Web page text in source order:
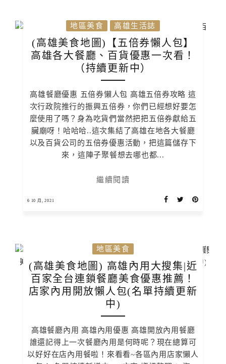
地區美食 高雄生活誌
(高雄美食地圖)【五倍券懶人包】
高雄各大餐廳、百貨優惠一次看！
（持續更新中）
高雄餐廳優惠 五倍券懶人包 高雄五倍券攻略 這
次行政院推行的振興五倍券，你們已經想好要怎
麼使用了嗎？身為吃貨們當然把把五倍券獻給五
臟廟呀！哈哈哈..這次集結了高雄在地各大餐廳
以及百貨公司的五倍券優惠活動，把這篇儲存下
來，這陣子聚餐想去哪也都...
繼續閱讀
6 10 月, 2021
地區美食
(高雄美食地圖) 高雄內用大搜集|近
百家全台連鎖餐廳美食優惠推薦！
店家內用開放懶人包(名單持續更新
中)
高雄餐廳內用 高雄內用優惠 高雄開放內用餐廳
誰還記得上一次餐廳內用是何時呢？現在總算可
以好好在店內用餐啦！來看看~各區內用店家懶人